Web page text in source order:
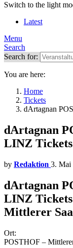
Switch to the light
Latest
Menu
Search
Search for:
You are here:
Home
Tickets
dArtagnan
dArtagnan
LINZ
by Redaktion 3. Mai
dArtagnan
LINZ
Mittlerer
Ort:
POSTHOF –